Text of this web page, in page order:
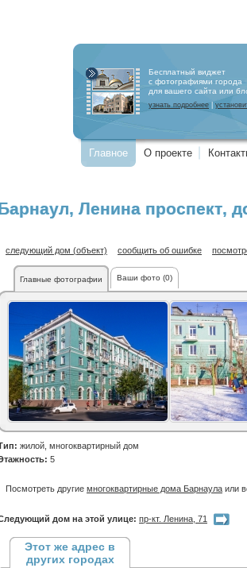
Бесплатный виджет
с фотографиями города
для вашего сайта или
узнать подробнее
Главное О проекте
Барнаул, Ленина проспект,
следующий дом (объект) сообщить об ошибке
Главные фотографии Ваши фото (0)
жилой, многоквартирный дом
5
Посмотреть другие многоквартирные дома Барнаула или
дом на этой улице: пр-кт. Ленина, 71
Этот же адрес в
других городах